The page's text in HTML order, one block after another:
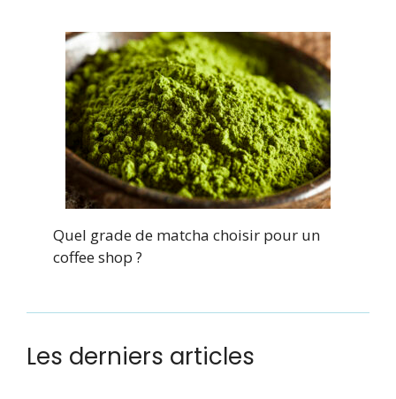
Quel grade de matcha choisir pour un
coffee shop ?
Les derniers articles